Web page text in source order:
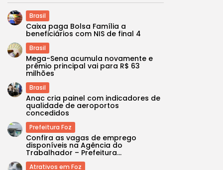
Brasil
Caixa paga Bolsa Família a
beneficiários com NIS de final 4
Brasil
Mega-Sena acumula novamente e
prêmio principal vai para R$ 63
milhões
Brasil
Anac cria painel com indicadores de
qualidade de aeroportos
concedidos
Prefeitura Foz
Confira as vagas de emprego
disponíveis na Agência do
Trabalhador – Prefeitura...
Atrativos em Foz